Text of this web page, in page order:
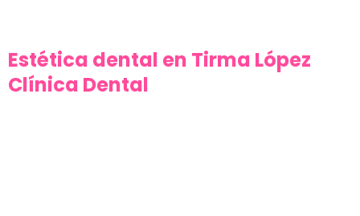
Estética dental en Tirma López
Clínica Dental